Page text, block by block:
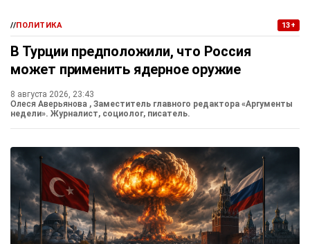
//ПОЛИТИКА 13+
В Турции предположили, что Россия
может применить ядерное оружие
8 августа 2026, 23:43
Олеся Аверьянова , Заместитель главного редактора «Аргументы
недели». Журналист, социолог, писатель.